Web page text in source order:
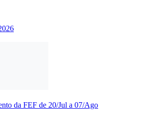
da FEF de 20/Jul a 07/Ago